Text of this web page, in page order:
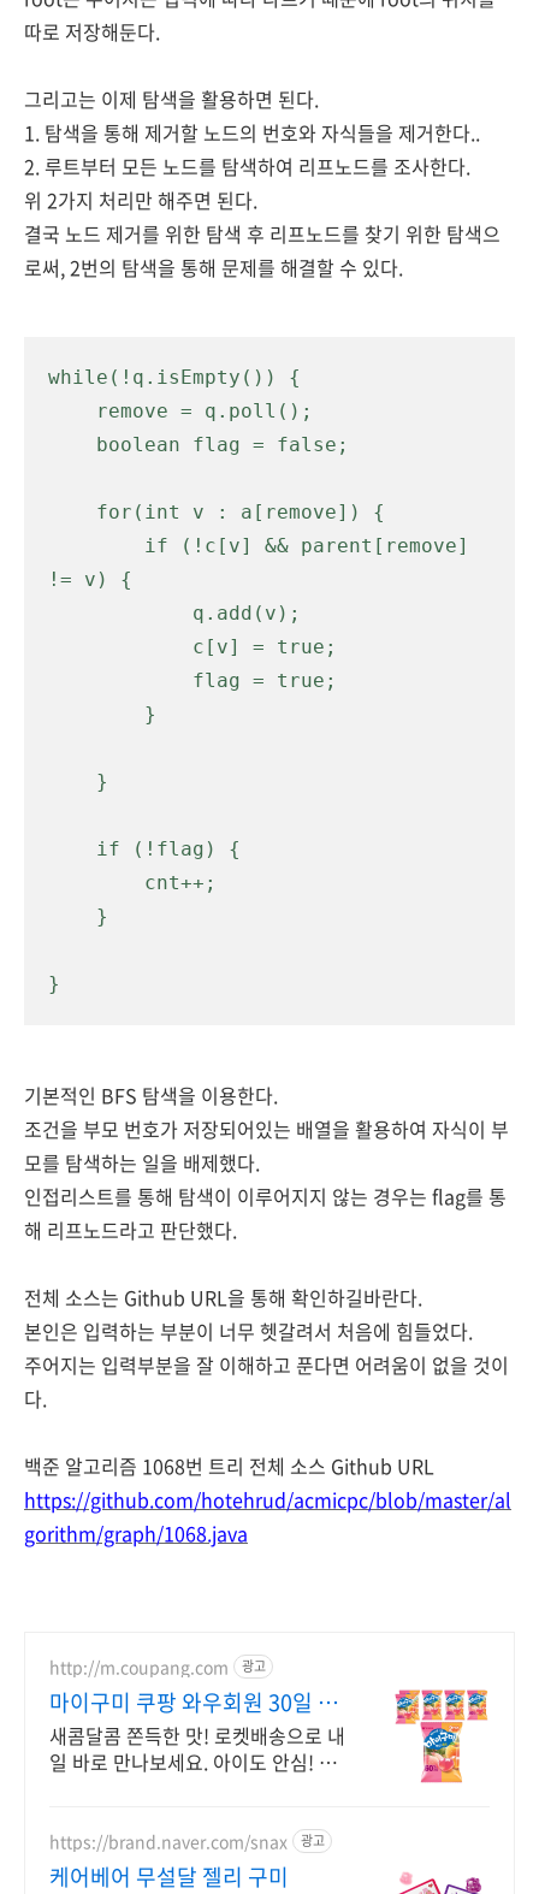
따로 저장해둔다.
그리고는 이제 탐색을 활용하면 된다.
1. 탐색을 통해 제거할 노드의 번호와 자식들을 제거한다..
2. 루트부터 모든 노드를 탐색하여 리프노드를 조사한다.
위 2가지 처리만 해주면 된다.
결국 노드 제거를 위한 탐색 후 리프노드를 찾기 위한 탐색으
로써, 2번의 탐색을 통해 문제를 해결할 수 있다.
while(!q.isEmpty()) {
!= v) {
}
기본적인 BFS 탐색을 이용한다.
조건을 부모 번호가 저장되어있는 배열을 활용하여 자식이 부
모를 탐색하는 일을 배제했다.
인접리스트를 통해 탐색이 이루어지지 않는 경우는 flag를 통
해 리프노드라고 판단했다.
전체 소스는 Github URL을 통해 확인하길바란다.
본인은 입력하는 부분이 너무 헷갈려서 처음에 힘들었다.
주어지는 입력부분을 잘 이해하고 푼다면 어려움이 없을 것이
다.
백준 알고리즘 1068번 트리 전체 소스 Github URL
https://github.com/hotehrud/acmicpc/blob/master/al
gorithm/graph/1068.java
http://m.coupang.com 광고
마이구미 쿠팡 와우회원 30일 반
품
새콤달콤 쫀득한 맛! 로켓배송으로 내
일 바로 만나보세요. 아이도 안심! 치
https://brand.naver.com/snax 광고
케어베어 무설달 젤리 구미